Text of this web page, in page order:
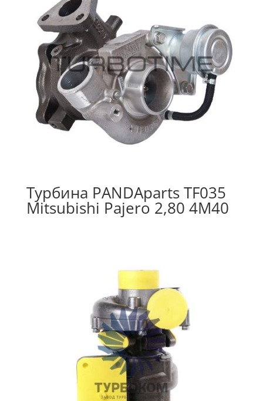
Турбина PANDAparts TF035
Mitsubishi Pajero 2,80 4M40